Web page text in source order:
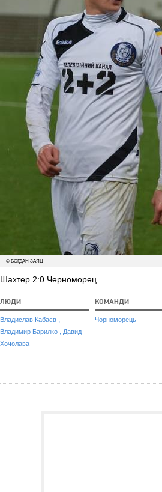
© БОГДАН ЗАЯЦ
Шахтер 2:0 Черноморец
ЛЮДИ
Владислав Кабаєв ,
Владимир Барилко , Давид
Хочолава
КОМАНДИ
Чорноморець